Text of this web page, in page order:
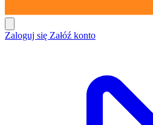
Zaloguj się Załóź konto